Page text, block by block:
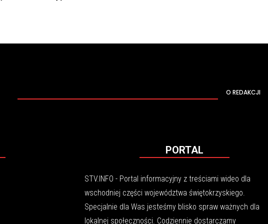
O REDAKCJI
PORTAL
STV.INFO - Portal informacyjny z treściami wideo dla
wschodniej części województwa świętokrzyskiego.
Specjalnie dla Was jesteśmy blisko spraw ważnych dla
lokalnej społeczności. Codziennie dostarczamy